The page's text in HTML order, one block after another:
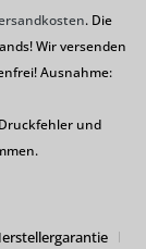
. Die
Wir versenden
Ausnahme:
und